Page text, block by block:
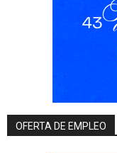
OFERTA DE EMPLEO